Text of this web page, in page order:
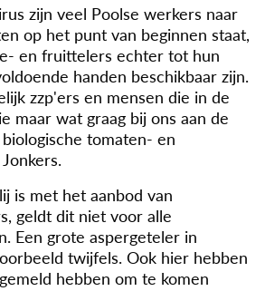
zijn veel Poolse werkers naar
op het punt van beginnen staat,
en fruittelers echter tot hun
handen beschikbaar zijn.
zzp'ers en mensen die in de
maar wat graag bij ons aan de
biologische tomaten- en
is met het aanbod van
geldt dit niet voor alle
Een grote aspergeteler in
twijfels. Ook hier hebben
hebben om te komen